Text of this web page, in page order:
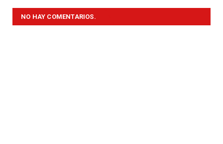
NO HAY COMENTARIOS.